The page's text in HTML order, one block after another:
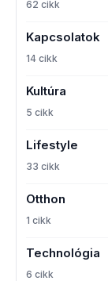
62 cikk
Kapcsolatok
14 cikk
Kultúra
5 cikk
Lifestyle
33 cikk
Otthon
1 cikk
Technológia
6 cikk